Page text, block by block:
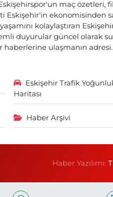
maç özetleri,
Eskişehir'in ekonomisinden
kolaylaştıran
duyurular güncel olarak
haberlerine ulaşmanın adresi.
Eskişehir Trafik
Haritası
Haber Arşivi
Haber Yazılımı: